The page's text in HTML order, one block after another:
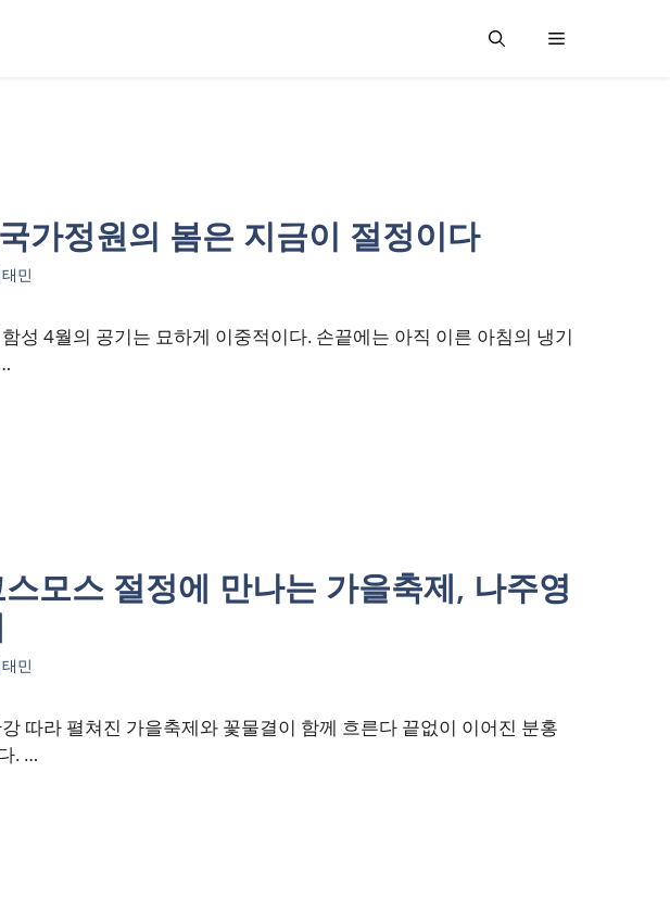
가정원의 봄은 지금이 절정이다
민
성 4월의 공기는 묘하게 이중적이다. 손끝에는 아직 이른 아침의 냉기
모스 절정에 만나는 가을축제, 나주영
민
따라 펼쳐진 가을축제와 꽃물결이 함께 흐른다 끝없이 이어진 분홍
. …